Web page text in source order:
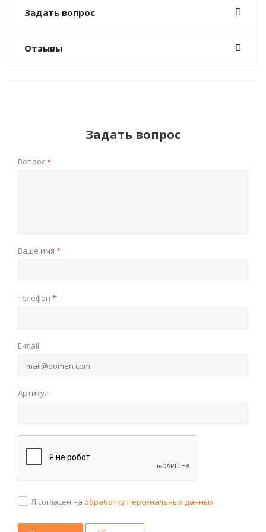
Задать вопрос
Отзывы
Задать вопрос
Вопрос*
Ваше имя *
Телефон *
E-mail
Артикул
Я согласен на обработку персональных данных